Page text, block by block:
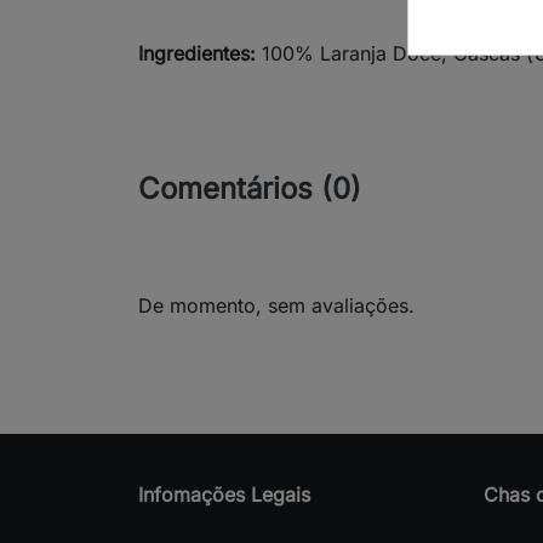
Ingredientes: 100% Laranja Doce, Cascas (
Comentários (0)
De momento, sem avaliações.
Infomações Legais Chas